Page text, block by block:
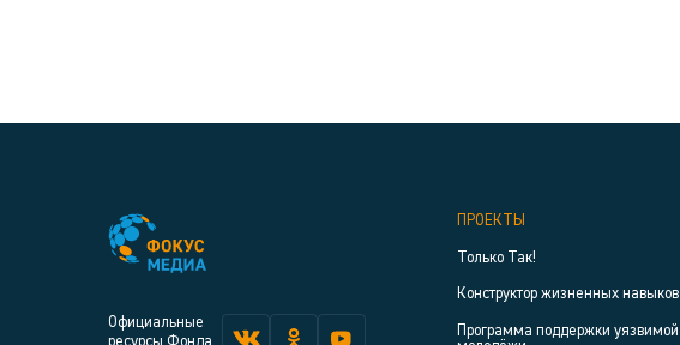
Официальные
ПРОЕКТЫ
Только Так!
Конструктор жизненных навыков
Программа поддержки уязвимой